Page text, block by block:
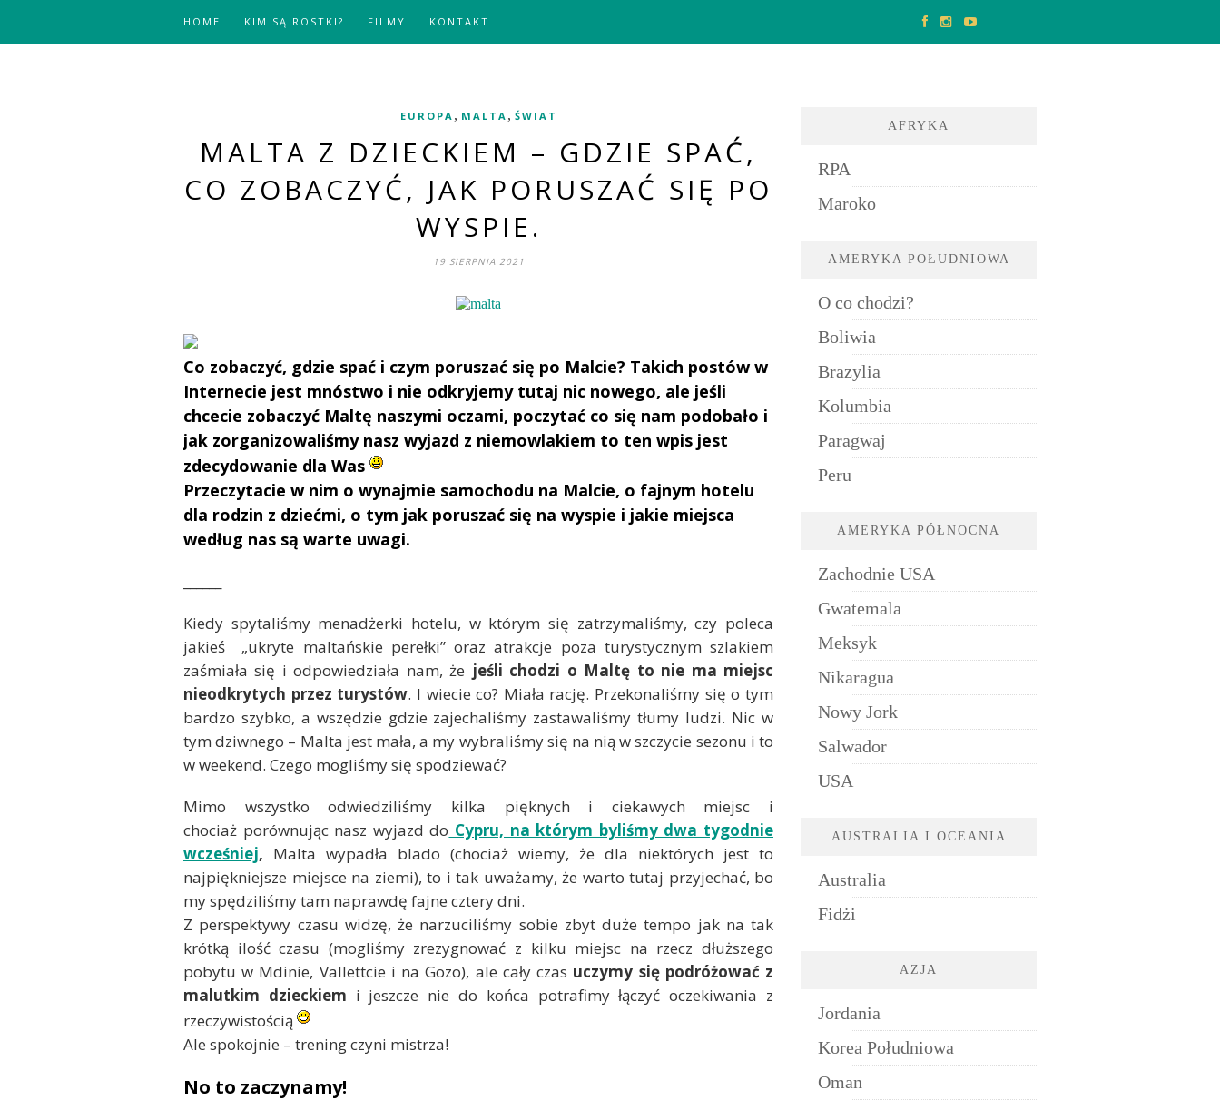
HOME KIM SĄ ROSTKI? FILMY KONTAKT
EUROPA , MALTA , ŚWIAT
MALTA Z DZIECKIEM – GDZIE SPAĆ,
CO ZOBACZYĆ, JAK PORUSZAĆ SIĘ PO
WYSPIE.
19 SIERPNIA 2021
Co zobaczyć, gdzie spać i czym poruszać się po Malcie? Takich postów w
Internecie jest mnóstwo i nie odkryjemy tutaj nic nowego, ale jeśli
chcecie zobaczyć Maltę naszymi oczami, poczytać co się nam podobało i
jak zorganizowaliśmy nasz wyjazd z niemowlakiem to ten wpis jest
zdecydowanie dla Was
Przeczytacie w nim o wynajmie samochodu na Malcie, o fajnym hotelu
dla rodzin z dziećmi, o tym jak poruszać się na wyspie i jakie miejsca
według nas są warte uwagi.
Kiedy spytaliśmy menadżerki hotelu, w którym się zatrzymaliśmy, czy poleca
jakieś „ukryte maltańskie perełki” oraz atrakcje poza turystycznym szlakiem
zaśmiała się i odpowiedziała nam, że jeśli chodzi o Maltę to nie ma miejsc
nieodkrytych przez turystów. I wiecie co? Miała rację. Przekonaliśmy się o tym
bardzo szybko, a wszędzie gdzie zajechaliśmy zastawaliśmy tłumy ludzi. Nic w
tym dziwnego – Malta jest mała, a my wybraliśmy się na nią w szczycie sezonu i to
w weekend. Czego mogliśmy się spodziewać?
Mimo wszystko odwiedziliśmy kilka pięknych i ciekawych miejsc i
chociaż porównując nasz wyjazd do Cypru, na którym byliśmy dwa tygodnie
wcześniej, Malta wypadła blado (chociaż wiemy, że dla niektórych jest to
najpiękniejsze miejsce na ziemi), to i tak uważamy, że warto tutaj przyjechać, bo
my spędziliśmy tam naprawdę fajne cztery dni.
Z perspektywy czasu widzę, że narzuciliśmy sobie zbyt duże tempo jak na tak
krótką ilość czasu (mogliśmy zrezygnować z kilku miejsc na rzecz dłuższego
pobytu w Mdinie, Vallettcie i na Gozo), ale cały czas uczymy się podróżować z
malutkim dzieckiem i jeszcze nie do końca potrafimy łączyć oczekiwania z
rzeczywistością
Ale spokojnie – trening czyni mistrza!
No to zaczynamy!
AFRYKA
RPA
Maroko
AMERYKA POŁUDNIOWA
O co chodzi?
Boliwia
Brazylia
Kolumbia
Paragwaj
Peru
AMERYKA PÓŁNOCNA
Zachodnie USA
Gwatemala
Meksyk
Nikaragua
Nowy Jork
Salwador
USA
AUSTRALIA I OCEANIA
Australia
Fidżi
AZJA
Jordania
Korea Południowa
Oman